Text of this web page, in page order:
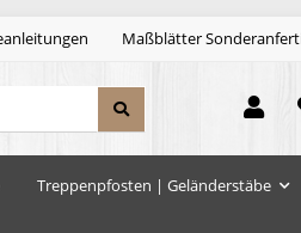
Maßblätter
Treppenpfosten | Geländerstäbe